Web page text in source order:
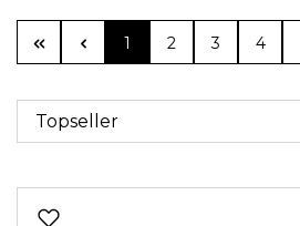
Page
1 Page
2 Page
3 Page
4